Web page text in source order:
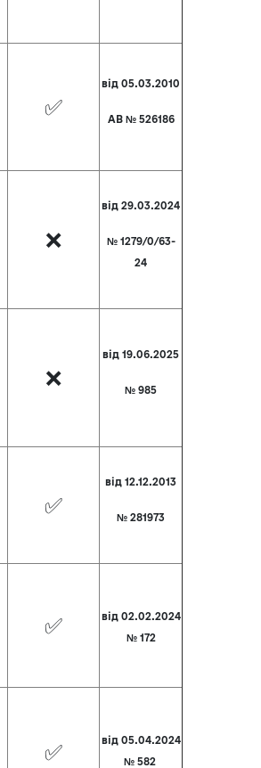
✅
від 05.03.2010
АВ № 526186
❌
від 29.03.2024
№ 1279/0/63-
24
❌
від 19.06.2025
№ 985
✅
від 12.12.2013
№ 281973
✅
від 02.02.2024
№ 172
✅
від 05.04.2024
№ 582